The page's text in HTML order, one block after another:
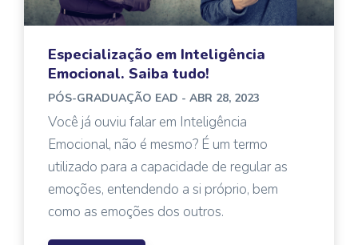
Especialização em Inteligência
Emocional. Saiba tudo!
PÓS-GRADUAÇÃO EAD - ABR 28, 2023
Você já ouviu falar em Inteligência
Emocional, não é mesmo? É um termo
utilizado para a capacidade de regular as
emoções, entendendo a si próprio, bem
como as emoções dos outros.